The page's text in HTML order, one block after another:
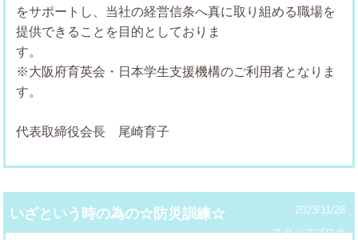
をサポートし、当社の経営信条へ真に取り組める職場を
提供できることを目的としておりま
※大阪府育英会・日本学生支援機構のご利用者となりま
す。
代表取締役会長 尾崎育子
いざという時の為の☆防災訓練☆
2023/11/28
スタッフブログ